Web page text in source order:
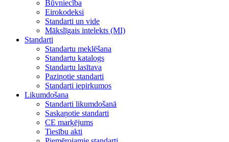
Būvniecība
Eirokodeksi
Standarti un vide
Mākslīgais intelekts (MI)
Standarti
Standartu meklēšana
Standartu katalogs
Standartu lasītava
Paziņotie standarti
Standarti iepirkumos
Likumdošana
Standarti likumdošanā
Saskaņotie standarti
CE marķējums
Tiesību akti